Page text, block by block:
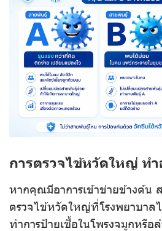
การตรวจไข้หวัดใหญ่ ทำ
หากคุณมีอาการเข้าข่ายข้างต้น ส
ตรวจไข้หวัดใหญ่ที่โรงพยาบาล
ทำการป้ายเชื้อในโพรงจมูกหรือ